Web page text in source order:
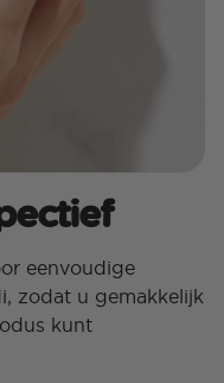
eenvoudige
zodat u gemakkelijk
kunt